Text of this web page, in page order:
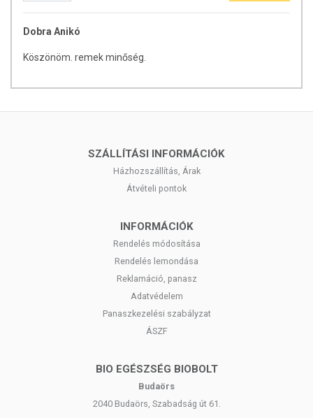
Dobra Anikó
Köszönöm. remek minőség.
SZÁLLÍTÁSI INFORMÁCIÓK
Házhozszállítás, Árak
Átvételi pontok
INFORMÁCIÓK
Rendelés módosítása
Rendelés lemondása
Reklamáció, panasz
Adatvédelem
Panaszkezelési szabályzat
ÁSZF
BIO EGÉSZSÉG BIOBOLT
Budaörs
2040 Budaörs, Szabadság út 61.